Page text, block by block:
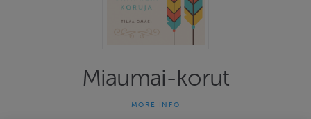
Miaumai-korut
MORE INFO